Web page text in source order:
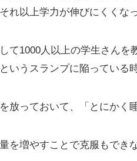
れ以上学力が伸びにくくな
て1000人以上の学生さんを
いうスランプに陥っている
放っておいて、「とにかく
を増やすことで克服もでき